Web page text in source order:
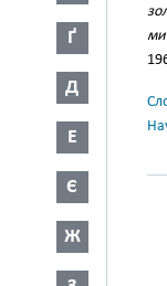
Ґ
Д
Е
Є
Ж
ми